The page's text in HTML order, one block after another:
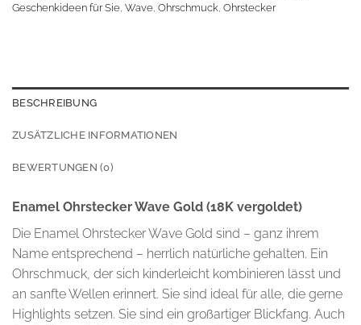
Geschenkideen für Sie Wave Ohrschmuck Ohrstecker
BESCHREIBUNG
ZUSÄTZLICHE INFORMATIONEN
BEWERTUNGEN (0)
Enamel Ohrstecker Wave Gold (18K vergoldet)
Die Enamel Ohrstecker Wave Gold sind – ganz ihrem
Name entsprechend – herrlich natürliche gehalten. Ein
Ohrschmuck, der sich kinderleicht kombinieren lässt und
an sanfte Wellen erinnert. Sie sind ideal für alle, die gerne
Highlights setzen. Sie sind ein großartiger Blickfang. Auch